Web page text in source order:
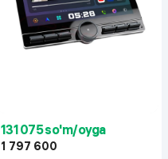
131 075 so'm/oyga
1 797 600